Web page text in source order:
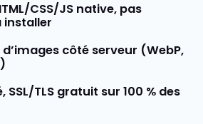
CSS/JS native, pas
installer
côté serveur (WebP,
SSL/TLS gratuit sur 100 % des